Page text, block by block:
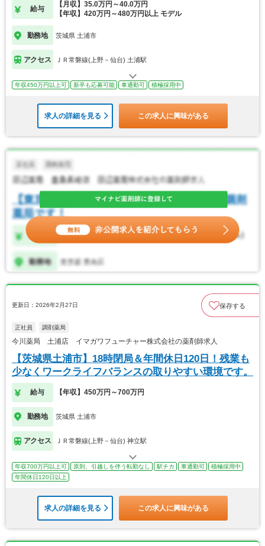
給与
【月収】35.0万円～40.0万円
【年収】420万円～480万円以上 モデル
勤務地 茨城県 土浦市
アクセス ＪＲ常磐線(上野－仙台) 土浦駅
年収450万円以上可 新卒も応募可能 車通勤可 積極採用中
求人の詳細を見る この求人に興味がある
更新日：2026年2月27日 保存する
正社員 調剤薬局
今川薬局 土浦店 イマガワフューチャー株式会社の薬剤師求人
【茨城県土浦市】18時閉局＆年間休日120日！残業も
少なくワークライフバランスの取りやすい環境です。
給与 【年収】450万円～700万円
勤務地 茨城県 土浦市
アクセス ＪＲ常磐線(上野－仙台) 神立駅
年収700万円以上可 原則、引越しを伴う転勤なし 駅チカ 車通勤可
積極採用中
年間休日120日以上
求人の詳細を見る この求人に興味がある